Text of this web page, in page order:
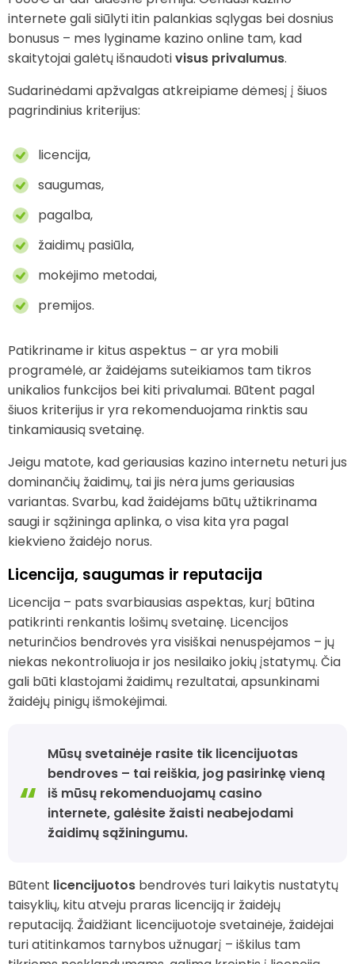
internete gali siūlyti itin palankias sąlygas bei dosnius
bonusus – mes lyginame kazino online tam, kad
skaitytojai galėtų išnaudotivisus privalumus.
Sudarinėdami apžvalgas atkreipiame dėmesį į šiuos
pagrindinius kriterijus:
licencija,
saugumas,
pagalba,
žaidimų pasiūla,
mokėjimo metodai,
premijos.
Patikriname ir kitus aspektus – ar yra mobili
programėlė, ar žaidėjams suteikiamos tam tikros
unikalios funkcijos bei kiti privalumai. Būtent pagal
šiuos kriterijus ir yra rekomenduojama rinktis sau
tinkamiausią svetainę.
Jeigu matote, kad geriausias kazino internetu neturi jus
dominančių žaidimų, tai jis nėra jums geriausias
variantas. Svarbu, kad žaidėjams būtų užtikrinama
saugi ir sąžininga aplinka, o visa kita yra pagal
kiekvieno žaidėjo norus.
Licencija, saugumas ir reputacija
Licencija – pats svarbiausias aspektas, kurį būtina
patikrinti renkantis lošimų svetainę. Licencijos
neturinčios bendrovės yra visiškai nenuspėjamos – jų
niekas nekontroliuoja ir jos nesilaiko jokių įstatymų. Čia
gali būti klastojami žaidimų rezultatai, apsunkinami
žaidėjų pinigų išmokėjimai.
Mūsų svetainėje rasite tik licencijuotas
bendroves – tai reiškia, jog pasirinkę vieną
iš mūsų rekomenduojamų casino
internete, galėsite žaisti neabejodami
žaidimų sąžiningumu.
Būtent licencijuotos bendrovės turi laikytis nustatytų
taisyklių, kitu atveju praras licenciją ir žaidėjų
reputaciją. Žaidžiant licencijuotoje svetainėje, žaidėjai
turi atitinkamos tarnybos užnugarį – iškilus tam